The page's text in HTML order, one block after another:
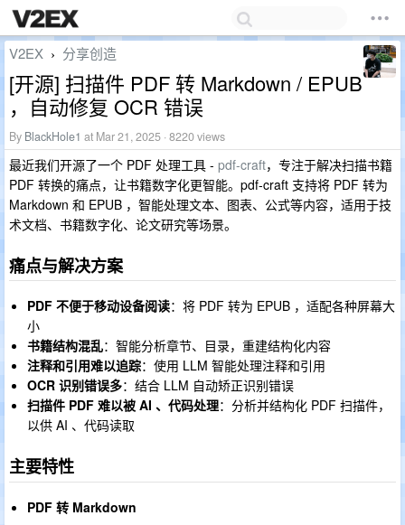
V2EX › 分享创造
[开源] 扫描件 PDF 转 Markdown / EPUB
，自动修复 OCR 错误
By BlackHole1 at Mar 21, 2025 · 8220 views
最近我们开源了一个 PDF 处理工具 - pdf-craft，专注于解决扫描书籍
PDF 转换的痛点，让书籍数字化更智能。pdf-craft 支持将 PDF 转为
Markdown 和 EPUB ，智能处理文本、图表、公式等内容，适用于技
术文档、书籍数字化、论文研究等场景。
痛点与解决方案
PDF 不便于移动设备阅读：将 PDF 转为 EPUB ，适配各种屏幕大
小
书籍结构混乱：智能分析章节、目录，重建结构化内容
注释和引用难以追踪：使用 LLM 智能处理注释和引用
OCR 识别错误多：结合 LLM 自动矫正识别错误
扫描件 PDF 难以被 AI 、代码处理：分析并结构化 PDF 扫描件，
以供 AI 、代码读取
主要特性
PDF 转 Markdown